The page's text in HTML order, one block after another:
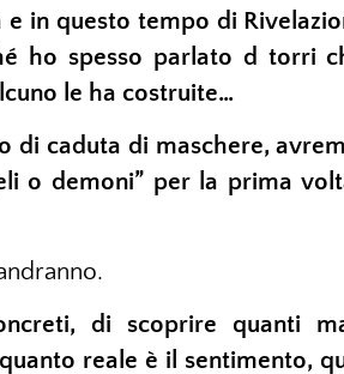
in questo tempo di
ho spesso parlato d torri
le ha costruite…
di caduta di maschere,
o demoni” per la prima
di scoprire quanti
reale è il sentimento,